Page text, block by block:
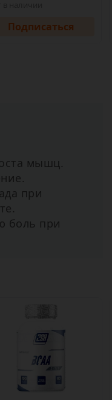
Подписаться
мышц.
при
боль при